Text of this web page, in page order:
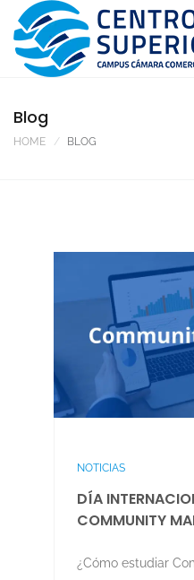
Blog
HOME BLOG
NOTICIAS
DÍA
COMMUNITY
¿Cómo estudiar